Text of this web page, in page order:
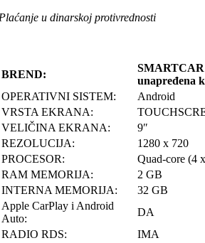
u dinarskoj protivrednosti
BREND:
SMARTCAR
unapređena
OPERATIVNI SISTEM:
Android
VRSTA EKRANA:
VELIČINA EKRANA:
9″
REZOLUCIJA:
1280 x 720
PROCESOR:
Quad-core (4
RAM MEMORIJA:
2 GB
INTERNA MEMORIJA:
32 GB
Apple CarPlay i Android
Auto:
DA
RADIO RDS:
IMA